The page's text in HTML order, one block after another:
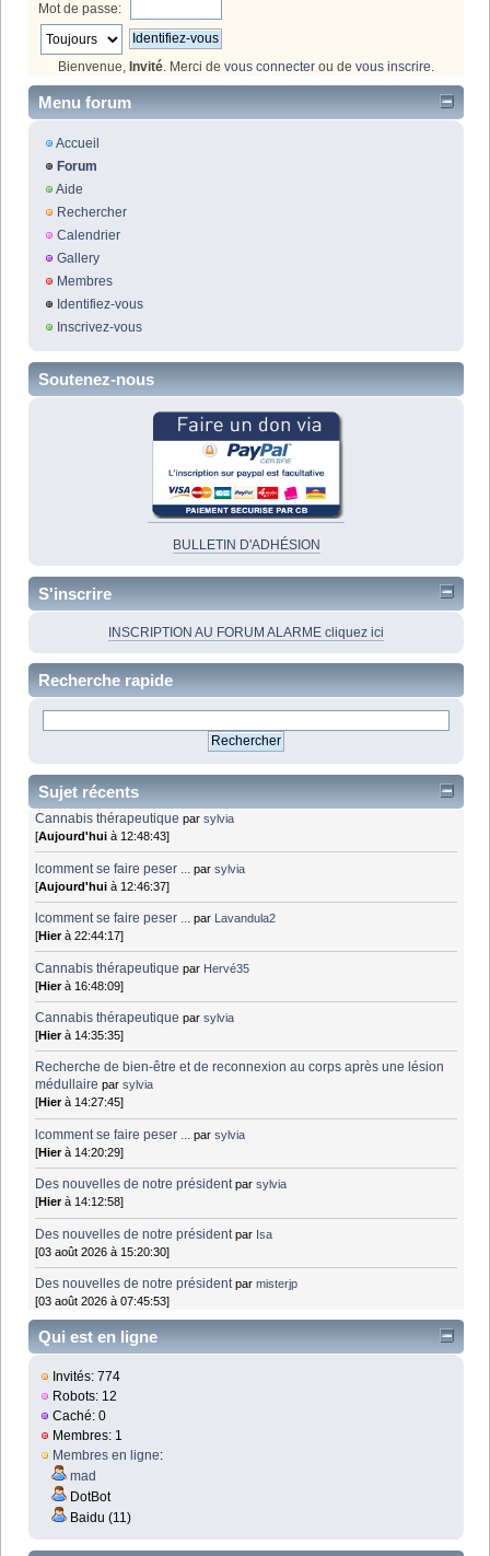
Mot de passe:
Bienvenue, Invité. Merci de vous connecter ou de vous inscrire.
Menu forum
Accueil
Forum
Aide
Rechercher
Calendrier
Gallery
Membres
Identifiez-vous
Inscrivez-vous
Soutenez-nous
BULLETIN D'ADHÉSION
S'inscrire
INSCRIPTION AU FORUM ALARME cliquez ici
Recherche rapide
Sujet récents
Cannabis thérapeutique parsylvia
[Aujourd'hui à 12:48:43]
lcomment se faire peser ... parsylvia
[Aujourd'hui à 12:46:37]
lcomment se faire peser ... par Lavandula2
[Hierà 22:44:17]
Cannabis thérapeutique par Hervé35
[Hierà 16:48:09]
Cannabis thérapeutique parsylvia
[Hierà 14:35:35]
Recherche de bien-être et de reconnexion au corps après une lésion
médullaire parsylvia
[Hierà 14:27:45]
lcomment se faire peser ... parsylvia
[Hierà 14:20:29]
Des nouvelles de notre président parsylvia
[Hierà 14:12:58]
Des nouvelles de notre président par Isa
[03 août 2026 à 15:20:30]
Des nouvelles de notre président parmisterjp
[03 août 2026 à 07:45:53]
Qui est en ligne
Invités: 774
Robots: 12
Caché: 0
Membres: 1
Membres en ligne:
mad
DotBot
Baidu (11)